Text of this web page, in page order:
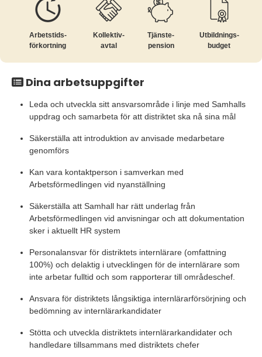
Arbetstids­
förkortning
Kollektiv­
avtal
Tjänste­
pension
Utbildnings­
budget
Dina arbetsuppgifter
Leda och utveckla sitt ansvarsområde i linje med Samhalls
uppdrag och samarbeta för att distriktet ska nå sina mål
Säkerställa att introduktion av anvisade medarbetare
genomförs
Kan vara kontaktperson i samverkan med
Arbetsförmedlingen vid nyanställning
Säkerställa att Samhall har rätt underlag från
Arbetsförmedlingen vid anvisningar och att dokumentation
sker i aktuellt HR system
Personalansvar för distriktets internlärare (omfattning
100%) och delaktig i utvecklingen för de internlärare som
inte arbetar fulltid och som rapporterar till områdeschef.
Ansvara för distriktets långsiktiga internlärarförsörjning och
bedömning av internlärarkandidater
Stötta och utveckla distriktets internlärarkandidater och
handledare tillsammans med distriktets chefer